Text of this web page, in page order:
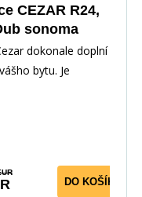
CEZAR R24,
sonoma
dokonale doplní
bytu. Je
DO KOŠÍKA